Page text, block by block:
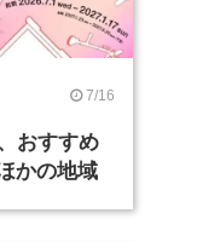
7/16
おすすめ
かの地域